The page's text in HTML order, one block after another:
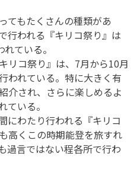
てもたくさんの種類があ
行われる『キリコ祭り』は
ている。
リコ祭り』は、7月から10月
われている。特に大きく有
介され、さらに楽しめるよ
ている。
にわたり行われる『キリコ
高くこの時期能登を旅すれ
過言ではない程各所で行わ